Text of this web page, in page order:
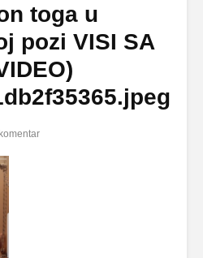
toga u
pozi VISI SA